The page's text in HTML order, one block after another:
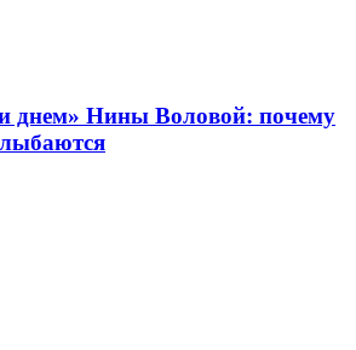
днем» Нины Воловой: почему